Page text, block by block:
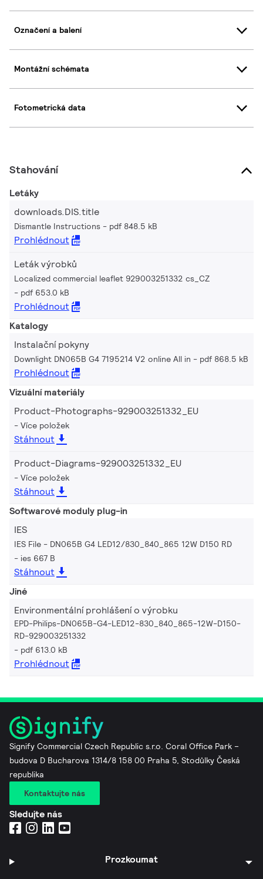
Označení a balení
Montážní schémata
Fotometrická data
Stahování
Letáky
downloads.DIS.title
Dismantle Instructions pdf 848.5 kB
Prohlédnout
Leták výrobků
Localized commercial leaflet 929003251332 cs_CZ
pdf 653.0 kB
Prohlédnout
Katalogy
Instalační pokyny
Downlight DN065B G4 7195214 V2 online All in pdf 868.5 kB
Prohlédnout
Vizuální materiály
Product-Photographs-929003251332_EU
Více položek
Stáhnout
Product-Diagrams-929003251332_EU
Více položek
Stáhnout
Softwarové moduly plug-in
IES
IES File - DN065B G4 LED12/830_840_865 12W D150 RD
ies 667 B
Stáhnout
Jiné
Environmentální prohlášení o výrobku
EPD-Philips-DN065B-G4-LED12-830_840_865-12W-D150-
RD-929003251332
pdf 613.0 kB
Prohlédnout
Signify Commercial Czech Republic s.r.o. Coral Office Park –
budova D Bucharova 1314/8 158 00 Praha 5, Stodůlky Česká
republika
Kontaktujte nás
Sledujte nás
Prozkoumat